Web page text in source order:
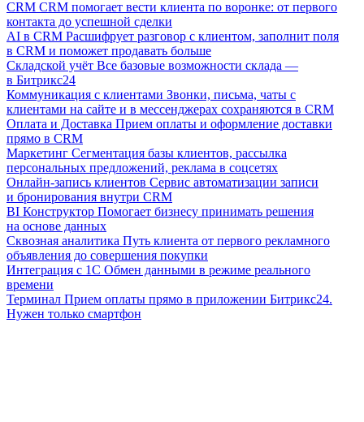
CRM CRM помогает вести клиента по воронке: от первого
контакта до успешной сделки
AI в CRM Расшифрует разговор с клиентом, заполнит поля
в CRM и поможет продавать больше
Складской учёт Все базовые возможности склада —
в Битрикс24
Коммуникация с клиентами Звонки, письма, чаты с
клиентами на сайте и в мессенджерах сохраняются в CRM
Оплата и Доставка Прием оплаты и оформление доставки
прямо в CRM
Маркетинг Сегментация базы клиентов, рассылка
персональных предложений, реклама в соцсетях
Онлайн-запись клиентов Сервис автоматизации записи
и бронирования внутри CRM
BI Конструктор Помогает бизнесу принимать решения
на основе данных
Сквозная аналитика Путь клиента от первого рекламного
объявления до совершения покупки
Интеграция с 1С Обмен данными в режиме реального
времени
Терминал Прием оплаты прямо в приложении Битрикс24.
Нужен только смартфон